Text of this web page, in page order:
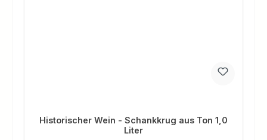
Historischer Wein - Schankkrug aus Ton 1,0
Liter